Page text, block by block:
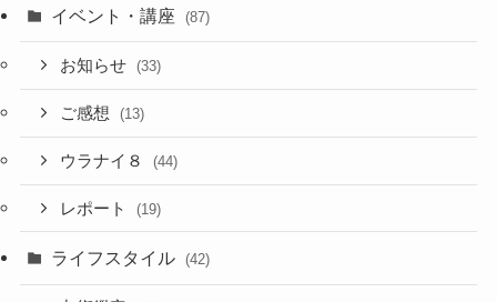
イベント・講座 (87)
お知らせ (33)
ご感想 (13)
ウラナイ８ (44)
レポート (19)
ライフスタイル (42)